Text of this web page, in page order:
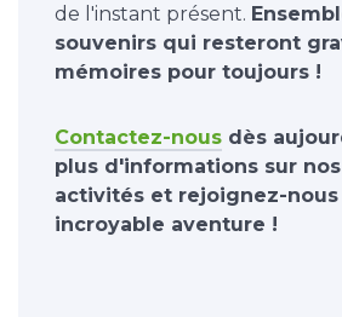
de l'instant présent.
souvenirs qui resteront
mémoires pour toujours !
Contactez-nous dès
plus d'informations sur
activités et rejoignez-
incroyable aventure !